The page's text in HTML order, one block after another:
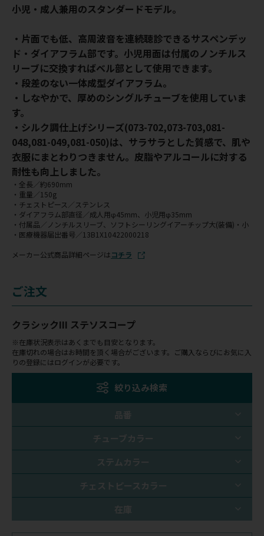
小児・成人兼用のスタンダードモデル。
・片面でも低、高周波音を連続聴診できるサスペンデッ
ド・ダイアフラム部です。小児用面は付属のノンチルス
リーブに交換すればベル部として使用できます。
・段差のない一体成型ダイアフラム。
・しなやかで、厚めのシングルチューブを使用していま
す。
・シルク調仕上げシリーズ(073-702,073-703,081-
048,081-049,081-050)は、サラサラとした質感で、肌や
衣服にまとわりつきません。皮脂やアルコールに対する
耐性も向上しました。
・全長／約690mm
・重量／150g
・チェストピース／ステンレス
・ダイアフラム部直径／成人用φ45mm、小児用φ35mm
・付属品／ノンチルスリーブ、ソフトシーリングイアーチップ大(装備)・小
・医療機器届出番号／13B1X10422000218
メーカー公式商品詳細ページはコチラ
ご注文
クラシックIII ステソスコープ
※在庫状況表示はあくまでも目安となります。
在庫切れの場合はお時間を頂く場合がございます。ご購入ならびにお気に入
りの登録にはログインが必要です。
絞り込み検索
品番
チューブカラー
ステムカラー
チェストピースカラー
在庫